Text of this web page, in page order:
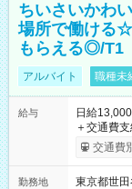
ちいさいかわ
場所で働ける
もらえる◎/T1
アルバイト 職種未
給与
日給
＋交通費支給 ★交通費全額支給！ ┗案件により規定
いOK！（
ンビニATM
交通費
勤務地
東京都世田